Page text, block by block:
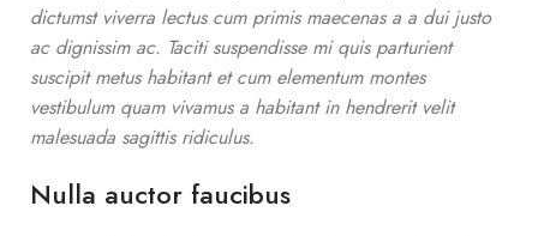
dictumst viverra lectus cum primis maecenas a a dui justo
ac dignissim ac. Taciti suspendisse mi quis parturient
suscipit metus habitant et cum elementum montes
vestibulum quam vivamus a habitant in hendrerit velit
malesuada sagittis ridiculus.
Nulla auctor faucibus